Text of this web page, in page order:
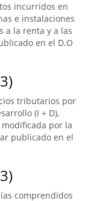
incurridos en
e instalaciones
a la renta y a las
en el D.O
tributarios por
(I + D),
modificada por la
publicado en el
comprendidos